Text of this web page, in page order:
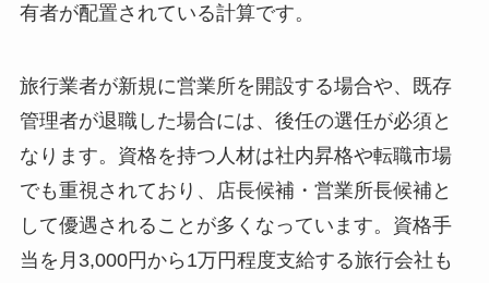
有者が配置されている計算です。
旅行業者が新規に営業所を開設する場合や、既存
管理者が退職した場合には、後任の選任が必須と
なります。資格を持つ人材は社内昇格や転職市場
でも重視されており、店長候補・営業所長候補と
して優遇されることが多くなっています。資格手
当を月3,000円から1万円程度支給する旅行会社も